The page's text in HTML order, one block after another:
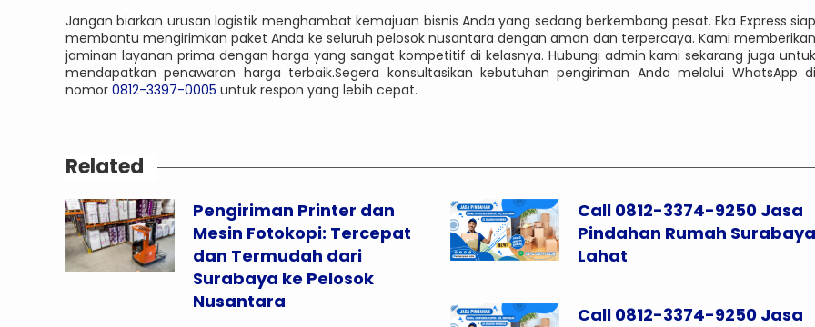
Jangan biarkan urusan logistik menghambat kemajuan bisnis Anda yang sedang berkembang pesat. Eka Express siap
membantu mengirimkan paket Anda ke seluruh pelosok nusantara dengan aman dan terpercaya. Kami memberikan
jaminan layanan prima dengan harga yang sangat kompetitif di kelasnya. Hubungi admin kami sekarang juga untuk
mendapatkan penawaran harga terbaik.Segera konsultasikan kebutuhan pengiriman Anda melalui WhatsApp di
nomor 0812-3397-0005 untuk respon yang lebih cepat.
Related
Pengiriman Printer dan
Mesin Fotokopi: Tercepat
dan Termudah dari
Surabaya ke Pelosok
Nusantara
Call 0812-3374-9250 Jasa
Pindahan Rumah Surabaya
Lahat
Call 0812-3374-9250 Jasa